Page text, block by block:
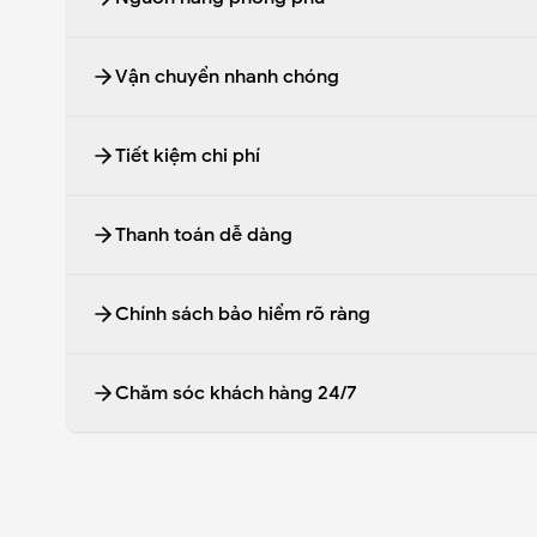
Đội ngũ uy tín chuyên tìm nguồn hàng Trung
Vận chuyển nhanh chóng
Vận chuyển Trung quốc về Việt Nam từ 2-3 ngày
Tiết kiệm chi phí
Giá vận chuyển tận gốc và có ưu đãi đặc biệt
Thanh toán dễ dàng
Thanh toán chuyển khoản hoặc tiền mặt
Chính sách bảo hiểm rõ ràng
Mất hàng đền 100% giá trị hàng
Chăm sóc khách hàng 24/7